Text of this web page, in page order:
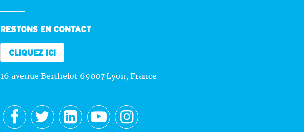
RESTONS EN CONTACT
CLIQUEZ ICI
16 avenue Berthelot 69007 Lyon, France